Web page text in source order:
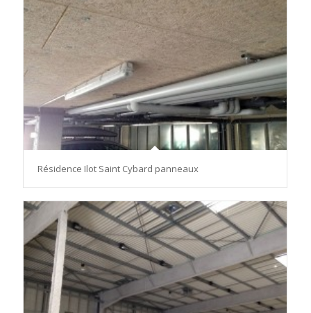
Résidence Ilot Saint Cybard panneaux